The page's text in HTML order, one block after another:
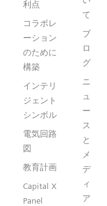
利点
コラボレ
ーション
のために
構築
インテリ
ジェント
シンボル
電気回路
図
教育計画
Capital X
Panel
て
ブ
ロ
グ
ニ
ュ
ー
ス
と
メ
デ
ィ
ア